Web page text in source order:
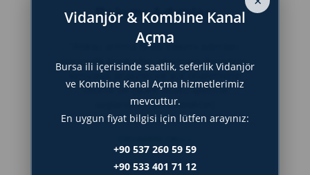
Bakımı Adımları
“Atıksu arıtma tesisi bakımı adımları:
periyodik kontroller, ekipman denetimi,
kimyasal analizler ve acil onarımlarla
verimli ve çevre dostu işletme
sağlanıyor.” (154 karakter)
Vidanjör & Kombine Kanal
Açma
Bursa ili içerisinde saatlik, seferlik Vidanjör
ve Kombine Kanal Açma hizmetlerimiz
mevcuttur.
En uygun fiyat bilgisi için lütfen arayınız:
+90 537 260 59 59
+90 533 401 71 12